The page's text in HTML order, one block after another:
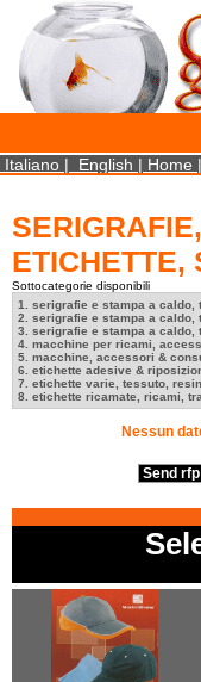
We use cookies on this
statistical data does not
Close
Italiano | English | Home |
ETICHETTE,
Sottocategorie disponibili
1. serigrafie e stampa a caldo,
2. serigrafie e stampa a
3. serigrafie e stampa a caldo,
4. macchine per ricami,
5. macchine, accessori &
6. etichette adesive &
7. etichette varie, tessuto,
8. etichette ricamate, ricami,
Nessun
Send